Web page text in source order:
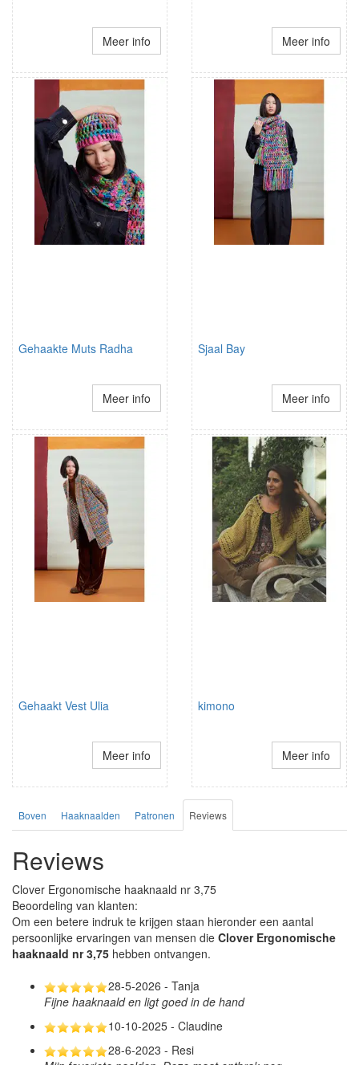
Meer info Meer info
Gehaakte Muts Radha
Meer info
Sjaal Bay
Meer info
Gehaakt Vest Ulia
Meer info
kimono
Meer info
Boven Haaknaalden Patronen Reviews
Reviews
Clover Ergonomische haaknaald nr 3,75
Beoordeling van klanten:
Om een betere indruk te krijgen staan hieronder een aantal
persoonlijke ervaringen van mensen die Clover Ergonomische
haaknaald nr 3,75 hebben ontvangen.
28-5-2026 - Tanja
Fijne haaknaald en ligt goed in de hand
10-10-2025 - Claudine
28-6-2023 - Resi